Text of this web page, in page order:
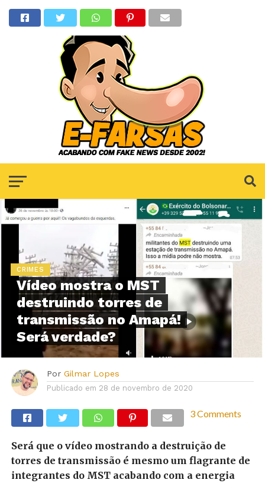
CRIMES
Vídeo mostra o MST
destruindo torres de
transmissão no Amapá!
Será verdade?
Por Gilmar Lopes
Publicado em 28 de novembro de 2020
3 Comments
Será que o vídeo mostrando a destruição de
torres de transmissão é mesmo um flagrante de
integrantes do MST acabando com a energia